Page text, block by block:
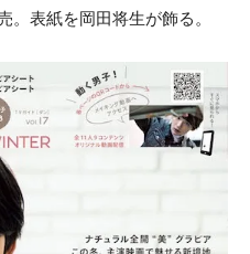
。表紙を岡田将生が飾る。